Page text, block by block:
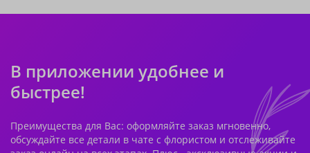
В приложении удобнее и
быстрее!
Преимущества для Вас: оформляйте заказ мгновенно,
обсуждайте все детали в чате с флористом и отслеживайте